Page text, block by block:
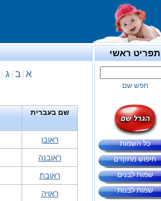
תפריט ראשי
חפש שם
כל השמות
חיפוש מתקדם
שמות לבנים
שמות לבנות
א ב ג
שם בעברית
ראובן
ראובנה
ראובת
ראויה